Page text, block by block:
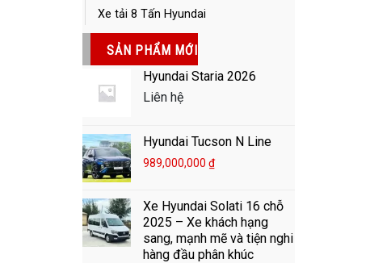
Xe tải 8 Tấn Hyundai
SẢN PHẨM MỚI
Hyundai Staria 2026
Liên hệ
Hyundai Tucson N Line
989,000,000 ₫
Xe Hyundai Solati 16 chỗ
2025 – Xe khách hạng
sang, mạnh mẽ và tiện nghi
hàng đầu phân khúc